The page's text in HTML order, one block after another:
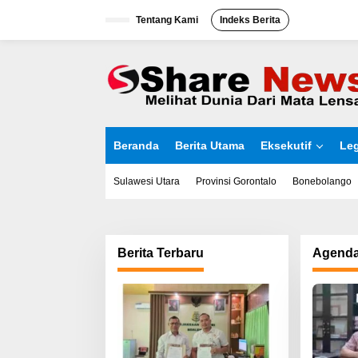
Tentang Kami Indeks Berita
Beranda Berita Utama Eksekutif
Sulawesi Utara Provinsi Gorontalo Bonebolango
Berita Terbaru